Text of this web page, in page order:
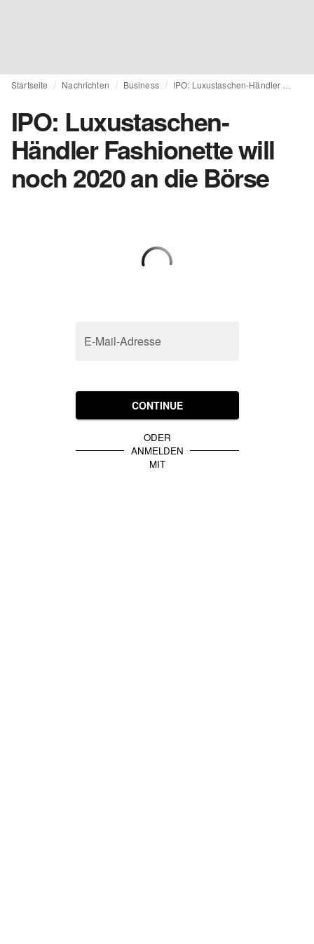
Startseite Nachrichten Business
IPO: Luxustaschen-
Händler Fashionette will
noch 2020 an die Börse
E-Mail-Adresse
CONTINUE
ODER
ANMELDEN
MIT